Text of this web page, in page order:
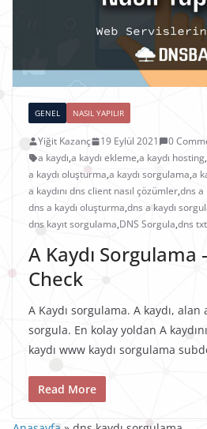
GENEL NASIL YAPILIR
Yiğit Kazanç 19 Eylül 2021
0
a kaydı,a kaydı ekleme,a kaydı hosting,
a kaydı oluşturma,a kaydı sorgulama,a
a kaydını dns client nasıl çözümler,dns a
dns a kaydı oluşturma,dns a kaydı
dns kayıt sorgulama,DNS Sorgula,dns
A Kaydı Sorgulama
Check
A Kaydı sorgulama. A kaydı,
sorgula. En kolay yoldan A
kaydı www kaydı sorgulama
Read More